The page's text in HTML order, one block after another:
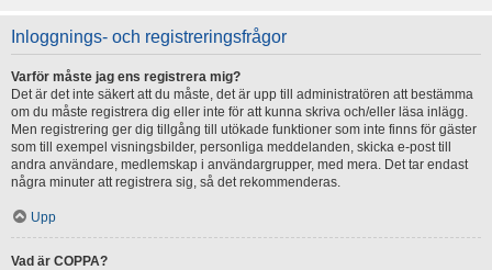
Inloggnings- och registreringsfrågor
Varför måste jag ens registrera mig?
Det är det inte säkert att du måste, det är upp till administratören att bestämma
om du måste registrera dig eller inte för att kunna skriva och/eller läsa inlägg.
Men registrering ger dig tillgång till utökade funktioner som inte finns för gäster
som till exempel visningsbilder, personliga meddelanden, skicka e-post till
andra användare, medlemskap i användargrupper, med mera. Det tar endast
några minuter att registrera sig, så det rekommenderas.
Upp
Vad är COPPA?